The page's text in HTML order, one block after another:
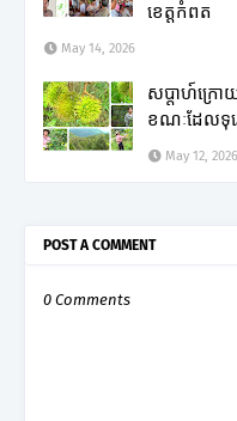
ខេត្តកំពត
May 14, 2026
សប្តាហ៍ក្រ
ខណៈដែលទុរ
May 12, 2026
POST A COMMENT
0 Comments